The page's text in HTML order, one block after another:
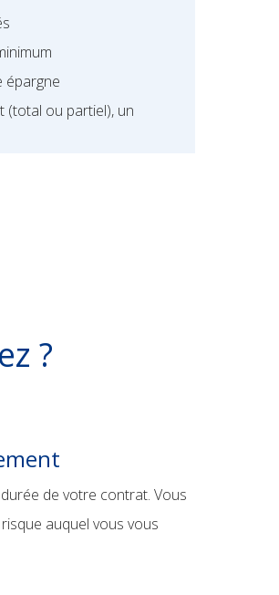
épargne
(total ou partiel), un
?
de votre contrat. Vous
auquel vous vous